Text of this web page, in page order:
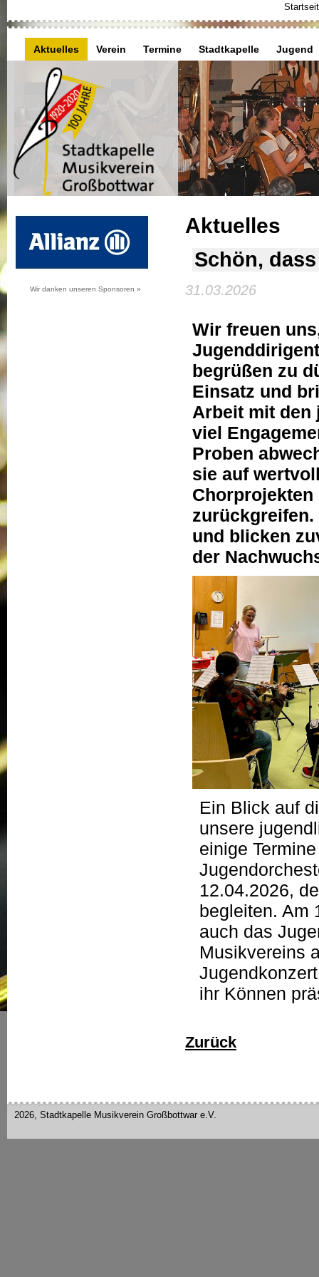
Aktuelles Verein Termine Stadtkapelle Jugend
Wir danken unseren Sponsoren »
Aktuelles
Schön,
31.03.2026
Wir freuen
begrüßen zu
Einsatz und
Arbeit mit den
viel
Proben
sie auf
und blicken
der
Ein Blick auf
unsere
einige
12.04.2026,
begleiten. Am
auch das
Musikvereins
ihr Können
Zurück
2026, Stadtkapelle Musikverein Großbottwar e.V.